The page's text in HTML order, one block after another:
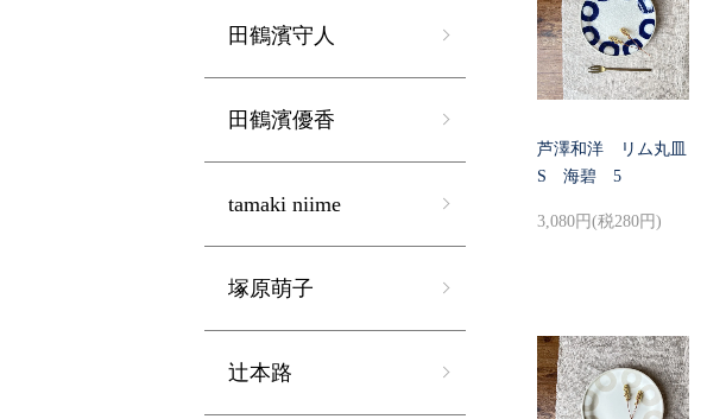
芦澤和洋 リム丸皿
S 海碧 5
3,080円(税280円)
田鶴濱守人
田鶴濱優香
tamaki niime
塚原萌子
辻本路